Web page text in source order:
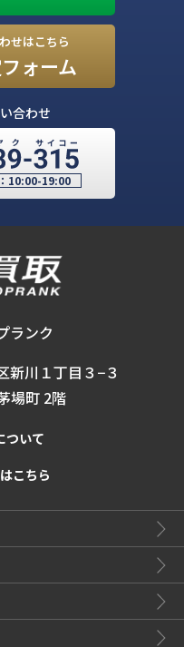
せはこちら
ォーム
合わせ
10:00-19:00
ランク
新川１丁目３−３
場町 2階
ついて
こちら